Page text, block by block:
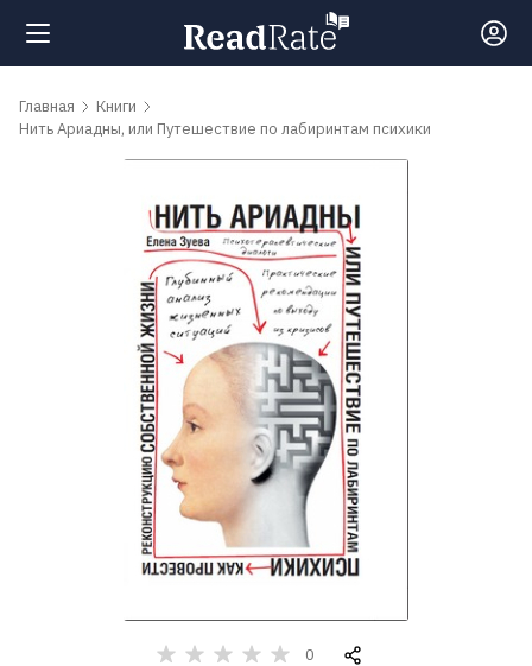
Поиск
обсуждаемые
Главная
Книги
Нить Ариадны, или Путешествие по лабиринтам психики
0